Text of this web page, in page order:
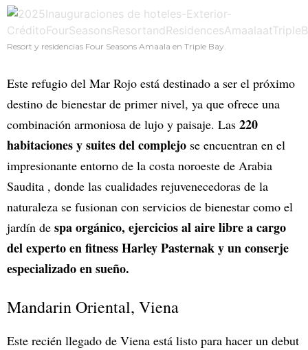
Resort y residencias Four Seasons Amaala en Triple Bay.
Este refugio del Mar Rojo está destinado a ser el próximo
destino de bienestar de primer nivel, ya que ofrece una
combinación armoniosa de lujo y paisaje. Las 220
habitaciones y suites del complejo se encuentran en el
impresionante entorno de la costa noroeste de Arabia
Saudita , donde las cualidades rejuvenecedoras de la
naturaleza se fusionan con servicios de bienestar como el
jardín de spa orgánico, ejercicios al aire libre a cargo
del experto en fitness Harley Pasternak y un conserje
especializado en sueño.
Mandarin Oriental, Viena
Este recién llegado de Viena está listo para hacer un debut